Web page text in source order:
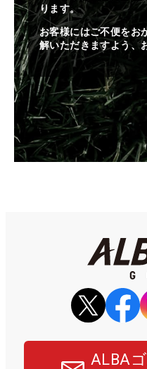
ります。
お客様にはご不便をお
解いただきますよう、
ALBA